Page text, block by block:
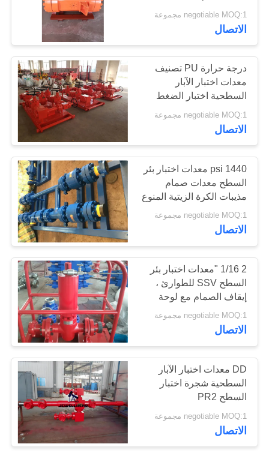
حالات
خريطة
الموقع
PRIVACY
POLICY
negotiable MOQ:1 مجموعة
الاتصال
درجة حرارة PU تصنيف
معدات اختبار الآبار
السطحية اختبار الضغط
المنوع 10000Psi
negotiable MOQ:1 مجموعة
الاتصال
1440 psi معدات اختبار بئر
السطح معدات صمام
مذيبات الكرة الزيتية المنوع
3 "-FIG602
negotiable MOQ:1 مجموعة
الاتصال
2 1/16 "معدات اختبار بئر
السطح SSV للطوارئ ،
إيقاف الصمام مع لوحة
التحكم ESD
negotiable MOQ:1 مجموعة
الاتصال
DD معدات اختبار الآبار
السطحية شجرة اختبار
السطح PR2
negotiable MOQ:1 مجموعة
الاتصال